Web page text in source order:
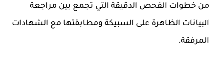
من خطوات الفحص الدقيقة التي تجمع بين مراجعة
البيانات الظاهرة على السبيكة ومطابقتها مع الشهادات
المرفقة.